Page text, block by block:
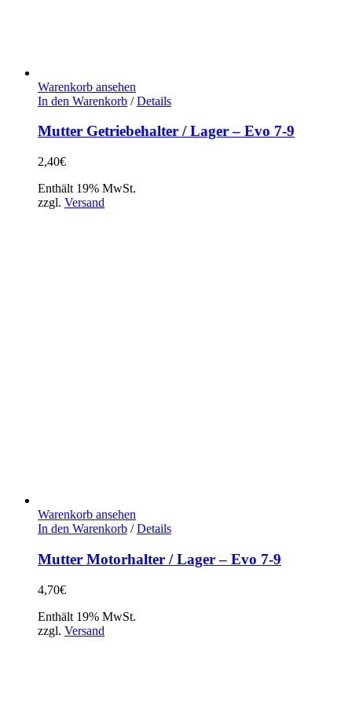
Warenkorb ansehen
In den Warenkorb / Details
Mutter Getriebehalter / Lager – Evo 7-9
2,40€
Enthält 19% MwSt.
zzgl. Versand
Warenkorb ansehen
In den Warenkorb / Details
Mutter Motorhalter / Lager – Evo 7-9
4,70€
Enthält 19% MwSt.
zzgl. Versand